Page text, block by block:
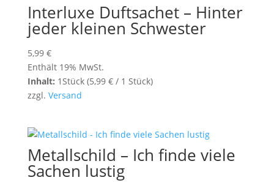
Interluxe Duftsachet – Hinter
jeder kleinen Schwester
5,99 €
Enthält 19% MwSt.
Inhalt: 1Stück (5,99 €/ 1 Stück)
zzgl. Versand
Metallschild – Ich finde viele
Sachen lustig